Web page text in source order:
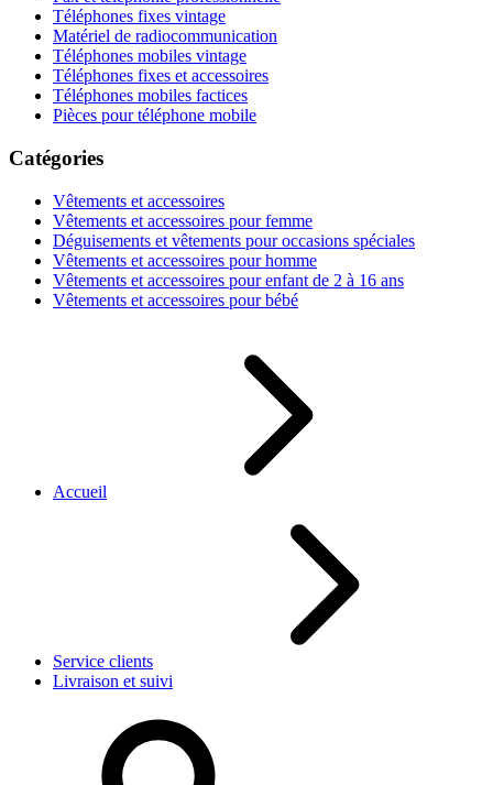
Téléphones fixes vintage
Matériel de radiocommunication
Téléphones mobiles vintage
Téléphones fixes et accessoires
Téléphones mobiles factices
Pièces pour téléphone mobile
Catégories
Vêtements et accessoires
Vêtements et accessoires pour femme
Déguisements et vêtements pour occasions spéciales
Vêtements et accessoires pour homme
Vêtements et accessoires pour enfant de 2 à 16 ans
Vêtements et accessoires pour bébé
Accueil
Service clients
Livraison et suivi